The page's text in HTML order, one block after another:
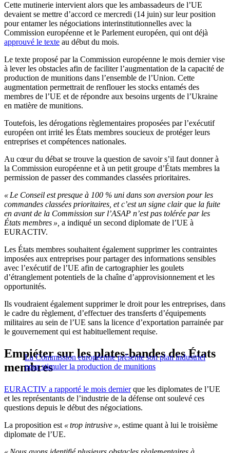
Cette mutinerie intervient alors que les ambassadeurs de l’UE
devaient se mettre d’accord ce mercredi (14 juin) sur leur position
pour entamer les négociations interinstitutionnelles avec la
Commission européenne et le Parlement européen, qui ont déjà
approuvé le texte au début du mois.
Le texte proposé par la Commission européenne le mois dernier vise
à lever les obstacles afin de faciliter l’augmentation de la capacité de
production de munitions dans l’ensemble de l’Union. Cette
augmentation permettrait de renflouer les stocks entamés des
membres de l’UE et de répondre aux besoins urgents de l’Ukraine
en matière de munitions.
Toutefois, les dérogations règlementaires proposées par l’exécutif
européen ont irrité les États membres soucieux de protéger leurs
entreprises et compétences nationales.
Au cœur du débat se trouve la question de savoir s’il faut donner à
la Commission européenne et à un petit groupe d’États membres la
permission de passer des commandes classées prioritaires.
« Le Conseil est presque à 100 % uni dans son aversion pour les
commandes classées prioritaires, et c’est un signe clair que la fuite
en avant de la Commission sur l’ASAP n’est pas tolérée par les
États membres », a indiqué un second diplomate de l’UE à
EURACTIV.
Les États membres souhaitent également supprimer les contraintes
imposées aux entreprises pour partager des informations sensibles
avec l’exécutif de l’UE afin de cartographier les goulets
d’étranglement potentiels de la chaîne d’approvisionnement et les
opportunités.
Ils voudraient également supprimer le droit pour les entreprises, dans
le cadre du règlement, d’effectuer des transferts d’équipements
militaires au sein de l’UE sans la licence d’exportation parrainée par
le gouvernement qui est habituellement requise.
La Commission européenne présente son plan industriel
pour stimuler la production de munitions
Empiéter sur les plates-bandes des États
membres
EURACTIV a rapporté le mois dernierque les diplomates de l’UE
et les représentants de l’industrie de la défense ont soulevé ces
questions depuis le début des négociations.
La proposition est « trop intrusive », estime quant à lui le troisième
diplomate de l’UE.